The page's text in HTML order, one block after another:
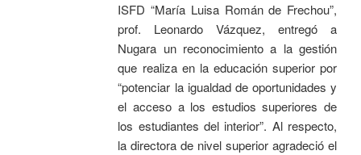
ISFD “María Luisa Román de Frechou”,
prof. Leonardo Vázquez, entregó a
Nugara un reconocimiento a la gestión
que realiza en la educación superior por
“potenciar la igualdad de oportunidades y
el acceso a los estudios superiores de
los estudiantes del interior”. Al respecto,
la directora de nivel superior agradeció el